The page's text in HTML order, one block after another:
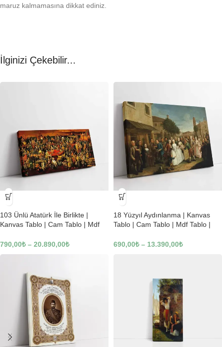
maruz kalmamasına dikkat ediniz.
İlginizi Çekebilir...
-23%
103 Ünlü Atatürk İle Birlikte |
Kanvas Tablo | Cam Tablo | Mdf
790,00₺ – 20.890,00₺
-23%
18 Yüzyıl Aydınlanma | Kanvas
Tablo | Cam Tablo | Mdf Tablo |
690,00₺ – 13.390,00₺